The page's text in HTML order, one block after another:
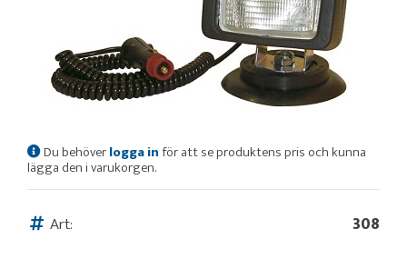
Du behöverlogga inför att se produktens pris och kunna
lägga den i varukorgen.
Art: 308